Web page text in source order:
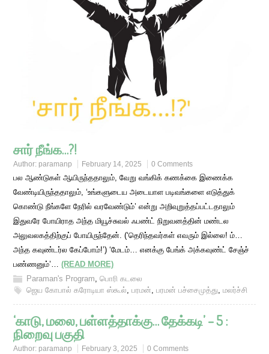
சார் நீங்க…?!
Author: paramanp February 14, 2025 0 Comments
பல ஆண்டுகள் ஆயிருந்ததாலும், வேறு வங்கிக் கணக்கை இணைக்க
வேண்டியிருந்ததாலும், ‘உங்களுடைய அடையாள படிவங்களை எடுத்துக்
கொண்டு நீங்களே நேரில் வரவேண்டும்’ என்று அறிவுறுத்தப்பட்டதாலும்
இதுவரே போயிராத அந்த மியூச்சுவல் ஃபண்ட் நிறுவனத்தின் மண்டல
அலுவலகத்திற்குப் போயிருந்தேன். (‘தெரிந்தவர்கள் எவரும் இல்லை! ம்…
அந்த கவுண்டர்ல கேப்போம்!’) ‘மேடம்… எனக்கு பேங்க் அக்கவுண்ட் சேஞ்ச்
பண்ணனும்’…(READ MORE)
Paraman's Program,பொரி கடலை
ஜெய கோபால் கரோடியா ஸ்கூல்,பரமன்,பரமன் பச்சைமுத்து,மலர்ச்சி
‘காடு, மலை, பள்ளத்தாக்கு… தேக்கடி’ – 5 :
நிறைவு பகுதி
Author: paramanp February 3, 2025 0 Comments